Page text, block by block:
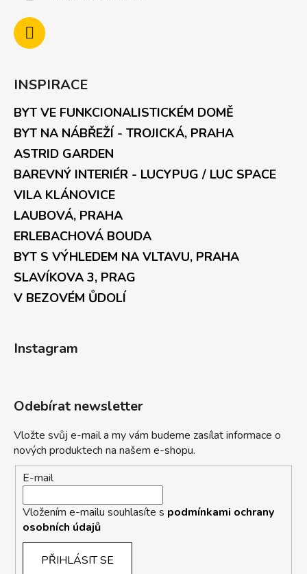
INSPIRACE
BYT VE FUNKCIONALISTICKÉM DOMĚ
BYT NA NÁBŘEŽÍ - TROJICKÁ, PRAHA
ASTRID GARDEN
BAREVNÝ INTERIÉR - LUCYPUG / LUC SPACE
VILA KLÁNOVICE
LAUBOVÁ, PRAHA
ERLEBACHOVÁ BOUDA
BYT S VÝHLEDEM NA VLTAVU, PRAHA
SLAVÍKOVA 3, PRAG
V BEZOVÉM ŮDOLÍ
Instagram
Odebírat newsletter
Vložte svůj e-mail a my vám budeme zasílat informace o
nových produktech na našem e-shopu.
E-mail
Vložením e-mailu souhlasíte s podmínkami ochrany
osobních údajů
PŘIHLÁSIT SE